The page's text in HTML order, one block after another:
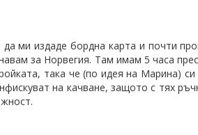
да ми издаде бордна карта и почти
за Норвегия. Там имам 5 часа
така че (по идея на Марина) си
на качване, защото с тях